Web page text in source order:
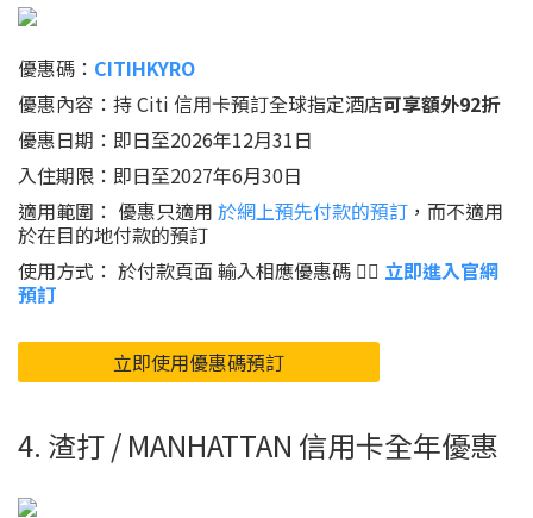
優惠碼： CITIHKYRO
優惠內容：持 Citi 信用卡預訂全球指定酒店可享額外92折
優惠日期：即日至2026年12月31日
入住期限：即日至2027年6月30日
適用範圍： 優惠只適用 於網上預先付款的預訂 ，而不適用
於在目的地付款的預訂
使用方式： 於付款頁面 輸入相應優惠碼 👉🏻 立即進入官網
預訂
立即使用優惠碼預訂
4. 渣打 / MANHATTAN 信用卡全年優惠